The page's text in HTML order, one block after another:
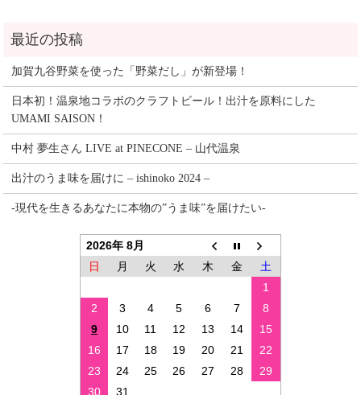
加賀九谷野菜を使った「野菜だし」が新登場！
日本初！温泉地コラボのクラフトビール！出汁を原料にした
UMAMI SAISON！
中村 夢生さん LIVE at PINECONE – 山代温泉
出汁のうま味を届けに – ishinoko 2024 –
-現代を生きるあなたに本物の”うま味”を届けたい-
2026年 8月
日
月 火 水 木 金
土
1
2
3 4 5 6 7
8
9
10 11 12 13 14
15
16
17 18 19 20 21
22
23
24 25 26 27 28
29
30
31